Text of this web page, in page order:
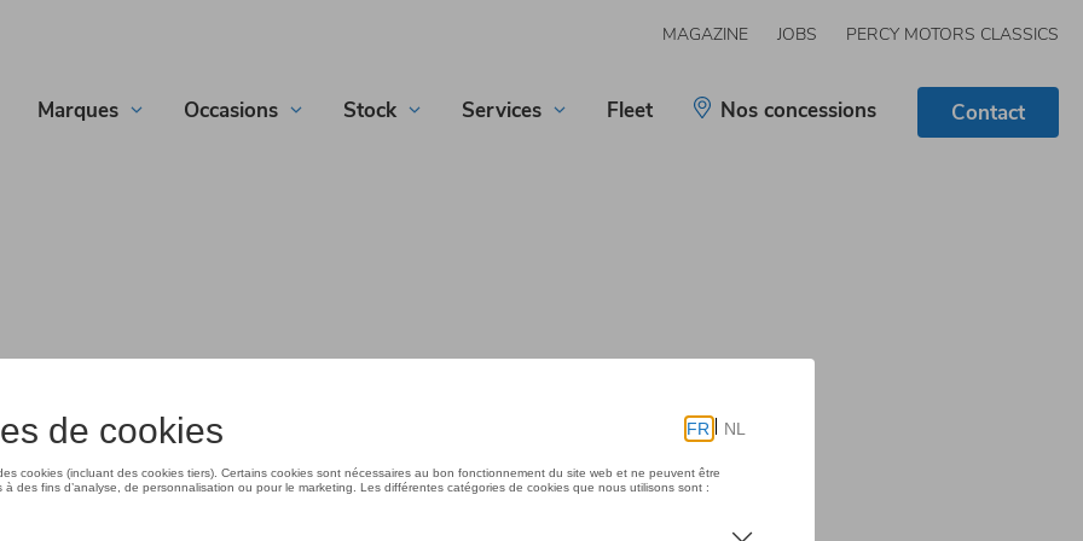
MAGAZINE JOBS PERCY MOTORS CLASSICS
Marques Occasions Stock Services Fleet Nos concessions Contact